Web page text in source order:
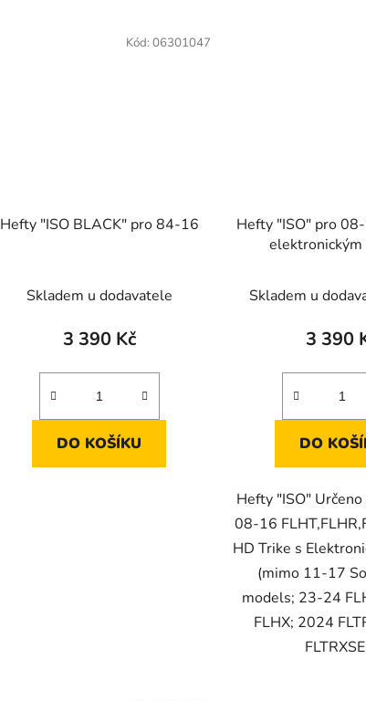
Hefty "ISO BLACK" pro 84-16
Skladem u dodavatele
3 390 Kč
DO KOŠÍKU
Kód: 06301047
Hefty "ISO" pro
elektronickým
Skladem u
3 390
DO
Hefty "ISO"
08-16
HD Trike s
(mimo 11-17
models; 23-24
FLHX; 2024